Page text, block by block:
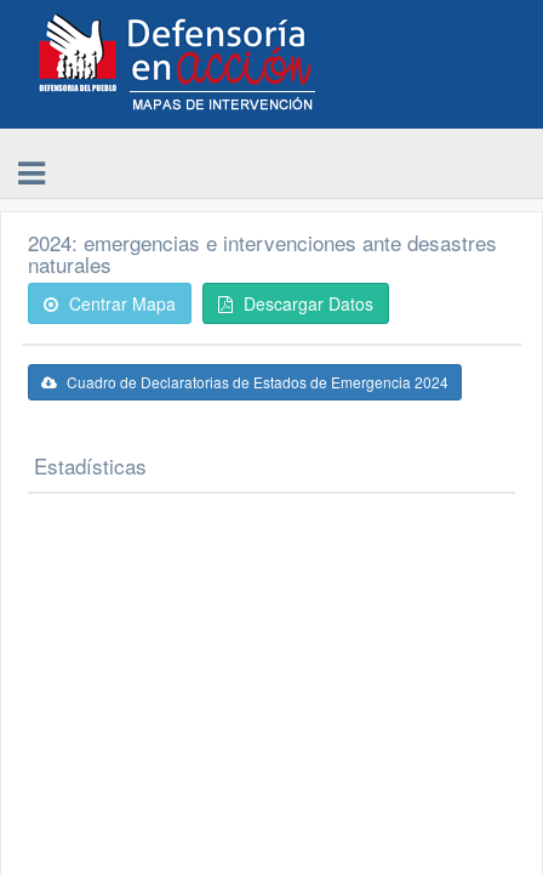
2024: emergencias e intervenciones ante desastres
naturales
Centrar Mapa Descargar Datos
Cuadro de Declaratorias de Estados de Emergencia 2024
Estadísticas